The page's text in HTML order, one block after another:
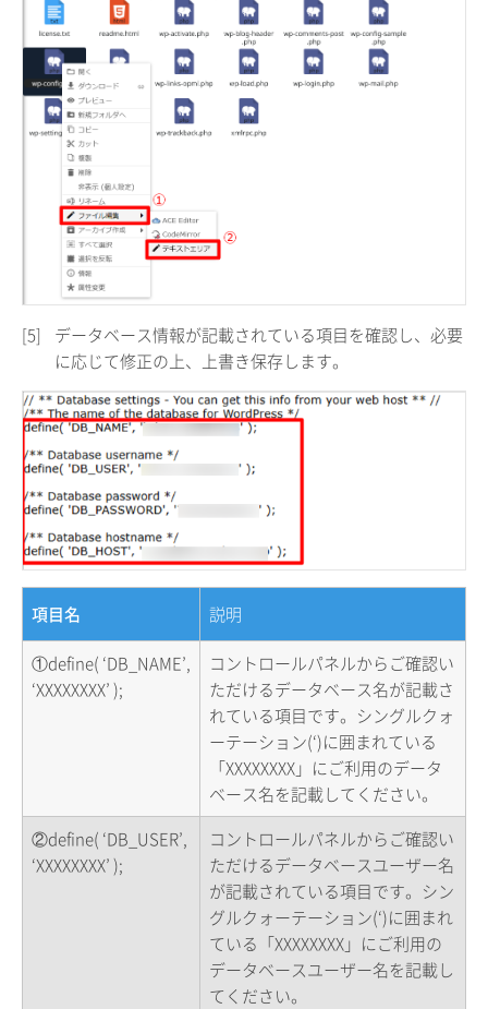
[5]
データベース情報が記載されている項目を確認し、必要
に応じて修正の上、上書き保存します。
項目名 説明
①define( ‘DB_NAME’,
‘XXXXXXXX’ );
コントロールパネルからご確認い
ただけるデータベース名が記載さ
れている項目です。シングルクォ
ーテーション(‘)に囲まれている
「XXXXXXXX」にご利用のデータ
ベース名を記載してください。
②define( ‘DB_USER’,
‘XXXXXXXX’ );
コントロールパネルからご確認い
ただけるデータベースユーザー名
が記載されている項目です。シン
グルクォーテーション(‘)に囲まれ
ている「XXXXXXXX」にご利用の
データベースユーザー名を記載し
てください。